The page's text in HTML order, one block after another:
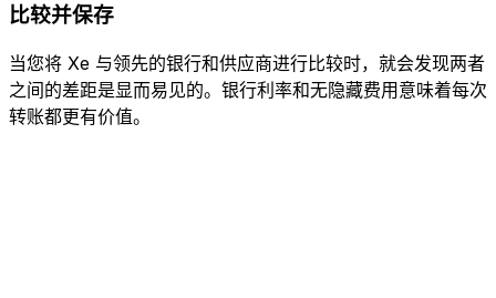
比较并保存
当您将 Xe 与领先的银行和供应商进行比较时，就会发现两者
之间的差距是显而易见的。银行利率和无隐藏费用意味着每次
转账都更有价值。